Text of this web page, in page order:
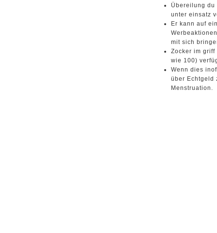
Übereilung du
unter einsatz
Er kann auf
mit sich
Zocker im
wie 100)
Wenn dies
über Echtgeld
Menstruation.